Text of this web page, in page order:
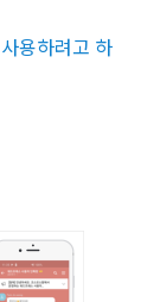
용하려고 하